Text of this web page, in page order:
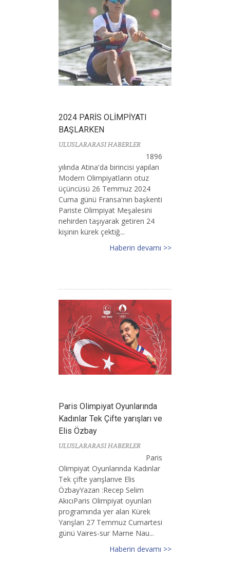
2024 PARİS OLİMPİYATI
BAŞLARKEN
ULUSLARARASI HABERLER
1896
yılında Atina'da birincisi yapılan
Modern Olimpiyatların otuz
üçüncüsü 26 Temmuz 2024
Cuma günü Fransa'nın başkenti
Pariste Olimpiyat Meşalesini
nehirden taşıyarak getiren 24
kişinin kürek çektiğ...
Haberin devamı >>
Paris Olimpiyat Oyunlarında
Kadınlar Tek Çifte yarışları ve
Elis Özbay
ULUSLARARASI HABERLER
Paris
Olimpiyat Oyunlarında Kadınlar
Tek çifte yarışlarıve Elis
ÖzbayYazan :Recep Selim
AkıcıParis Olimpiyat oyunları
programında yer alan Kürek
Yarışları 27 Temmuz Cumartesi
günü Vaires-sur Marne Nau...
Haberin devamı >>